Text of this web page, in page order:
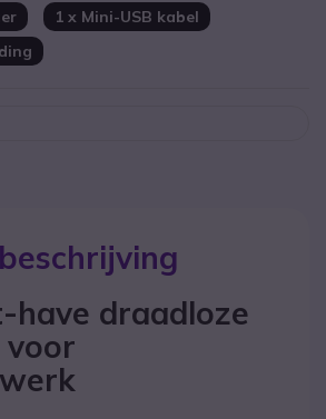
1 x Mini-USB kabel
have draadloze
voor